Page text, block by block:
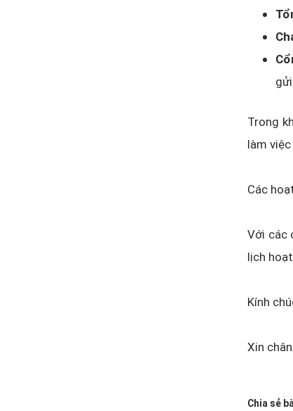
Trong
làm
Các
Với các
lịch
Kính
Xin
Chia sẻ